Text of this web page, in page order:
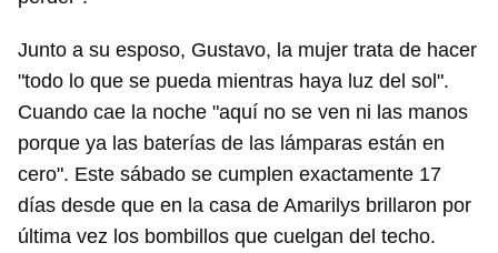
iniciar sesión con tu cuenta de 14ymedio.
INICIAR SESIÓN CANCELAR
Junto a su esposo, Gustavo, la mujer trata de hacer
"todo lo que se pueda mientras haya luz del sol".
Cuando cae la noche "aquí no se ven ni las manos
porque ya las baterías de las lámparas están en
cero". Este sábado se cumplen exactamente 17
días desde que en la casa de Amarilys brillaron por
última vez los bombillos que cuelgan del techo.